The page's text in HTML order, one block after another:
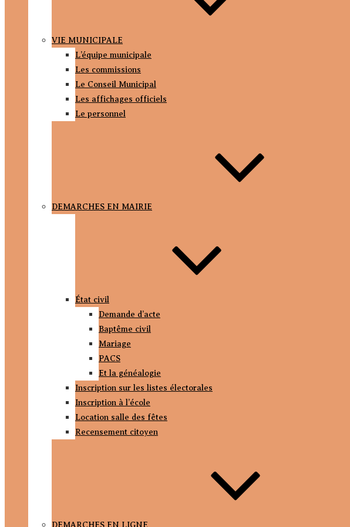
VIE MUNICIPALE
L’équipe municipale
Les commissions
Le Conseil Municipal
Les affichages officiels
Le personnel
DEMARCHES EN MAIRIE
État civil
Demande d’acte
Baptême civil
Mariage
PACS
Et la généalogie
Inscription sur les listes électorales
Inscription à l’école
Location salle des fêtes
Recensement citoyen
DEMARCHES EN LIGNE